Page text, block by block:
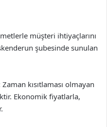
müşteri ihtiyaçlarını
şubesinde sunulan
kısıtlaması olmayan
Ekonomik fiyatlarla,